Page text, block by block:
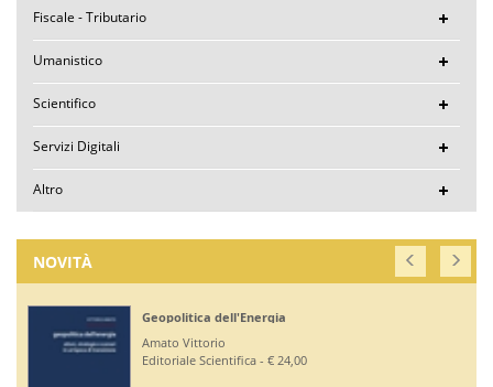
Fiscale - Tributario
Umanistico
Scientifico
Servizi Digitali
Altro
NOVITÀ
Geopolitica dell'Energia
Amato Vittorio
Editoriale Scientifica - € 24,00